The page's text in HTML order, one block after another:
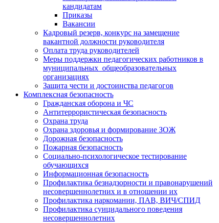
кандидатам
Приказы
Вакансии
Кадровый резерв, конкурс на замещение
вакантной должности руководителя
Оплата труда руководителей
Меры поддержки педагогических работников в
муниципальных общеобразовательных
организациях
Защита чести и достоинства педагогов
Комплексная безопасность
Гражданская оборона и ЧС
Антитеррористическая безопасность
Охрана труда
Охрана здоровья и формирование ЗОЖ
Дорожная безопасность
Пожарная безопасность
Социально-психологическое тестирование
обучающихся
Информационная безопасность
Профилактика безнадзорности и правонарушений
несовершеннолетних и в отношении их
Профилактика наркомании, ПАВ, ВИЧ/СПИД
Профилактика суицидального поведения
несовершеннолетних